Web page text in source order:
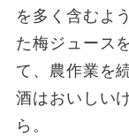
を多く含むよ
た梅ジュース
て、農作業を
酒はおいしい
ら。